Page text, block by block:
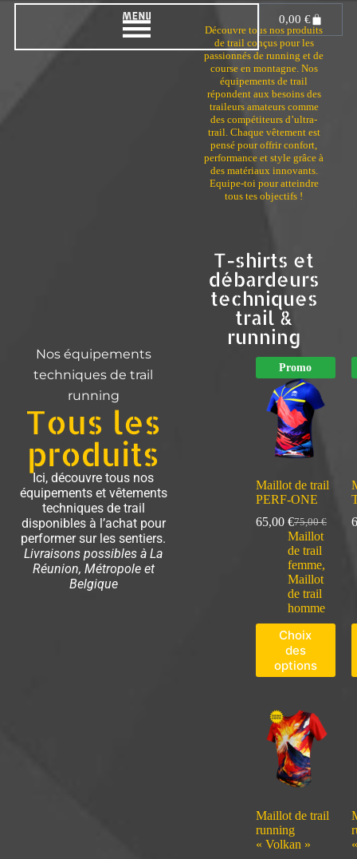
0,00€
Nos équipements
techniques de trail
running
Tous les
produits
Ici, découvre tous nos
équipements et vêtements
techniques de trail
disponibles à l’achat pour
performer sur les sentiers.
Livraisons possibles à La
Réunion, Métropole et
Belgique
Découvre tous nos produits
de trail conçus pour les
passionnés de running et de
course en montagne. Nos
équipements de trail
répondent aux besoins des
traileurs amateurs comme
des compétiteurs d’ultra-
trail. Chaque vêtement est
pensé pour offrir confort,
performance et style grâce à
des matériaux innovants.
Equipe-toi pour atteindre
tous tes objectifs !
T-shirts et
débardeurs
techniques
trail &
running
Promo
Maillot de trail
PERF-ONE
75,00€
65,00 €
Maillot
de trail
femme,
Maillot
de trail
homme
Choix
des
options
Maillot de trail
running
« Volkan »